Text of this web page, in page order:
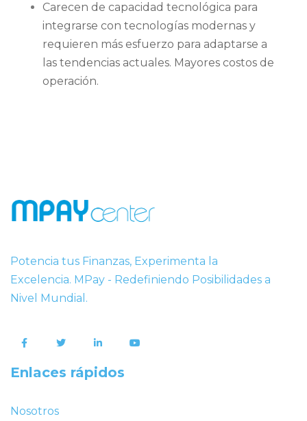
Carecen de capacidad tecnológica para
integrarse con tecnologías modernas y
requieren más esfuerzo para adaptarse a
las tendencias actuales. Mayores costos de
operación.
Potencia tus Finanzas, Experimenta la
Excelencia. MPay - Redefiniendo Posibilidades a
Nivel Mundial.
Enlaces rápidos
Nosotros